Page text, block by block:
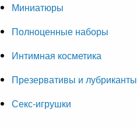
Миниатюры
Полноценные наборы
Интимная косметика
Презервативы и лубриканты
Секс-игрушки